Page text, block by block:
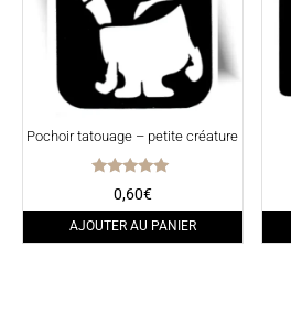
Pochoir tatouage – petite créature
Note
5.00
sur 5
0,60€
AJOUTER AU PANIER